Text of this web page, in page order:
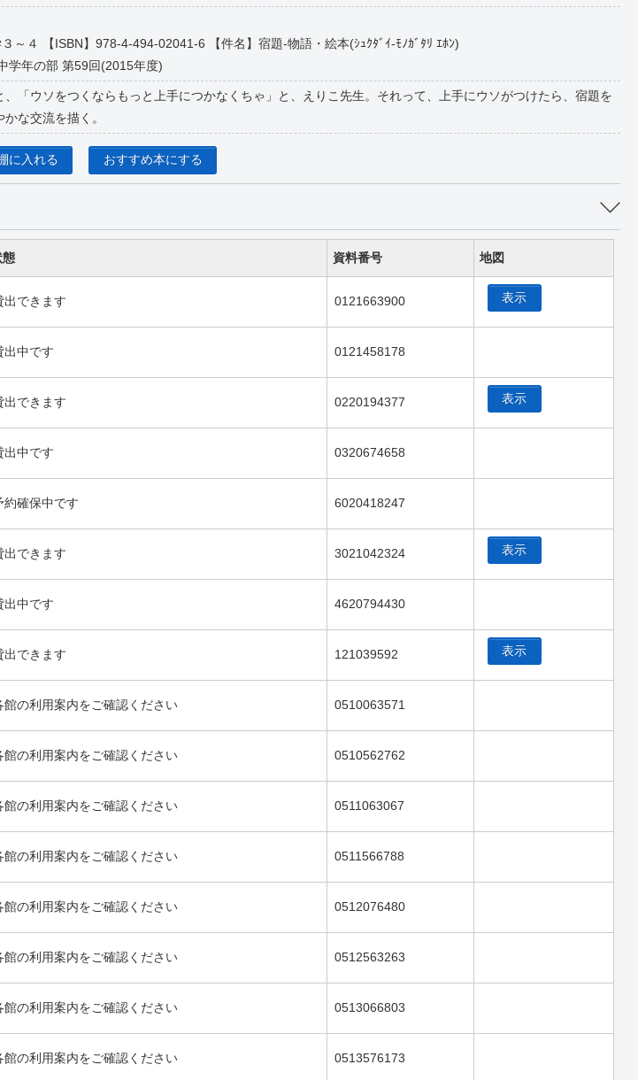
～４ 【ISBN】978-4-494-02041-6 【件名】宿題-物語・絵本(ｼｭｸﾀﾞｲ-ﾓﾉｶﾞﾀﾘ ｴﾎﾝ)
学年の部 第59回(2015年度)
「ウソをつくならもっと上手につかなくちゃ」と、えりこ先生。それって、上手にウソがつけたら、宿題を
な交流を描く。
に入れる おすすめ本にする
態 資料番号 地図
出できます 0121663900 表示
出中です 0121458178
出できます 0220194377 表示
出中です 0320674658
約確保中です 6020418247
出できます 3021042324 表示
出中です 4620794430
出できます 121039592 表示
館の利用案内をご確認ください 0510063571
館の利用案内をご確認ください 0510562762
館の利用案内をご確認ください 0511063067
館の利用案内をご確認ください 0511566788
館の利用案内をご確認ください 0512076480
館の利用案内をご確認ください 0512563263
館の利用案内をご確認ください 0513066803
館の利用案内をご確認ください 0513576173